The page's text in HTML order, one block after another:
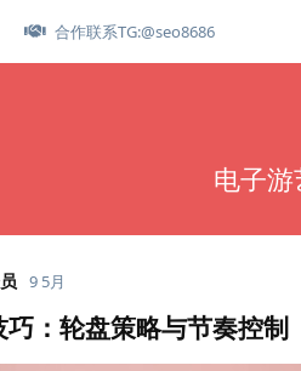
合作联系TG:@seo8686
电子
9 5月
巧：轮盘策略与节奏控制